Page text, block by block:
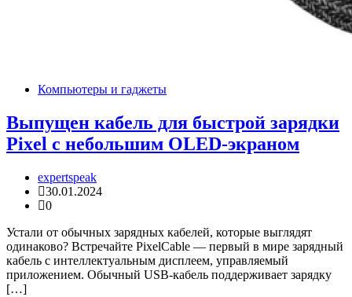
Компьютеры и гаджеты
Выпущен кабель для быстрой зарядки
Pixel с небольшим OLED-экраном
expertspeak
30.01.2024
0
Устали от обычных зарядных кабелей, которые выглядят
одинаково? Встречайте PixelCable — первый в мире зарядный
кабель с интеллектуальным дисплеем, управляемый
приложением. Обычный USB-кабель поддерживает зарядку
[…]